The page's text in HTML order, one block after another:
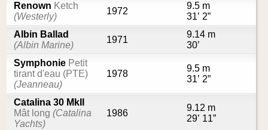
Renown Ketch
(Westerly)
1972
9.5 m
31’ 2”
Albin Ballad
(Albin Marine)
1971
9.14 m
30’
Symphonie Petit
tirant d'eau (PTE)
(Jeanneau)
1978
9.5 m
31’ 2”
Catalina 30 MkII
Mât long (Catalina
Yachts)
1986
9.12 m
29’ 11”